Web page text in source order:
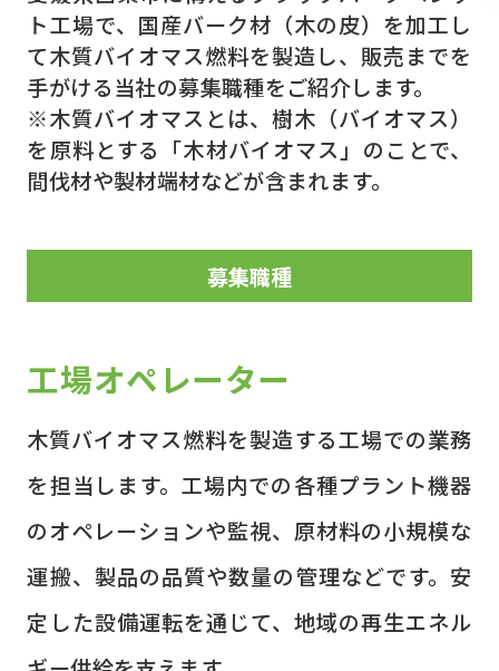
ト工場で、国産バーク材（木の皮）を加工し
て木質バイオマス燃料を製造し、販売までを
手がける当社の募集職種をご紹介します。
※木質バイオマスとは、樹木（バイオマス）
を原料とする「木材バイオマス」のことで、
間伐材や製材端材などが含まれます。
募集職種
工場オペレーター
木質バイオマス燃料を製造する工場での業務
を担当します。工場内での各種プラント機器
のオペレーションや監視、原材料の小規模な
運搬、製品の品質や数量の管理などです。安
定した設備運転を通じて、地域の再生エネル